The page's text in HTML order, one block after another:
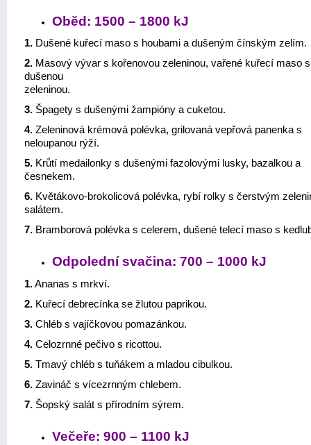
Oběd: 1500 – 1800 kJ
1. Dušené kuřecí maso s houbami a dušeným čínským zelím.
2. Masový vývar s kořenovou zeleninou, vařené kuřecí maso s
dušenou
zeleninou.
3. Špagety s dušenými žampióny a cuketou.
4. Zeleninová krémová polévka, grilovaná vepřová panenka s
neloupanou rýží.
5. Krůtí medailonky s dušenými fazolovými lusky, bazalkou a
česnekem.
6. Květákovo-brokolicová polévka, rybí rolky s čerstvým
salátem.
7. Bramborová polévka s celerem, dušené telecí maso s
Odpolední svačina: 700 – 1000 kJ
1.Ananas s mrkví.
2. Kuřecí debrecínka se žlutou paprikou.
3. Chléb s vajíčkovou pomazánkou.
4. Celozrnné pečivo s ricottou.
5. Tmavý chléb s tuňákem a mladou cibulkou.
6. Zavináč s vícezrnným chlebem.
7. Šopský salát s přírodním sýrem.
Večeře: 900 – 1100 kJ